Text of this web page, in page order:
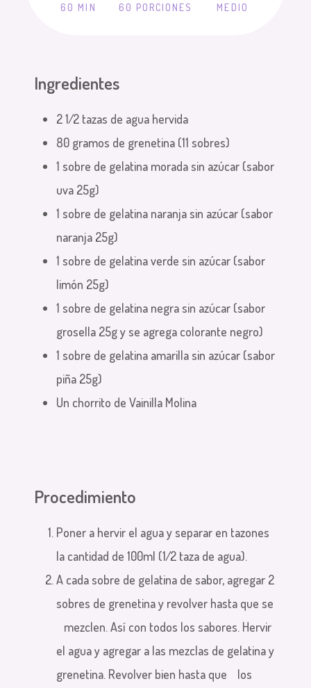
60 MIN 60 PORCIONES
MEDIO
Ingredientes
2 1⁄2 tazas de agua hervida
80 gramos de grenetina (11 sobres)
1 sobre de gelatina morada sin azúcar (sabor
uva 25g)
1 sobre de gelatina naranja sin azúcar (sabor
naranja 25g)
1 sobre de gelatina verde sin azúcar (sabor
limón 25g)
1 sobre de gelatina negra sin azúcar (sabor
grosella 25g y se agrega colorante negro)
1 sobre de gelatina amarilla sin azúcar (sabor
piña 25g)
Un chorrito de Vainilla Molina
Procedimiento
Poner a hervir el agua y separar en tazones
la cantidad de 100ml (1⁄2 taza de agua).
A cada sobre de gelatina de sabor, agregar 2
sobres de grenetina y revolver hasta que se
mezclen. Así con todos los sabores. Hervir
el agua y agregar a las mezclas de gelatina y
grenetina. Revolver bien hasta que los